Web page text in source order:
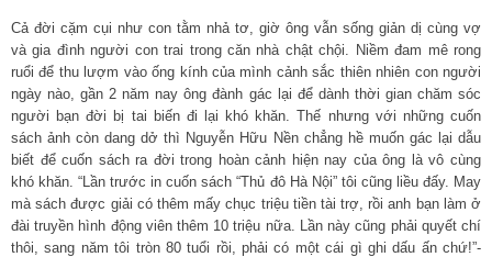
Cả đời cặm cụi như con tằm nhả tơ, giờ ông vẫn sống giản dị cùng vợ
và gia đình người con trai trong căn nhà chật chội. Niềm đam mê rong
ruổi để thu lượm vào ống kính của mình cảnh sắc thiên nhiên con người
ngày nào, gần 2 năm nay ông đành gác lại để dành thời gian chăm sóc
người bạn đời bị tai biến đi lại khó khăn. Thế nhưng với những cuốn
sách ảnh còn dang dở thì Nguyễn Hữu Nền chẳng hề muốn gác lại dẫu
biết để cuốn sách ra đời trong hoàn cảnh hiện nay của ông là vô cùng
khó khăn. “Lần trước in cuốn sách “Thủ đô Hà Nội” tôi cũng liều đấy. May
mà sách được giải có thêm mấy chục triệu tiền tài trợ, rồi anh bạn làm ở
đài truyền hình động viên thêm 10 triệu nữa. Lần này cũng phải quyết chí
thôi, sang năm tôi tròn 80 tuổi rồi, phải có một cái gì ghi dấu ấn chứ!”-